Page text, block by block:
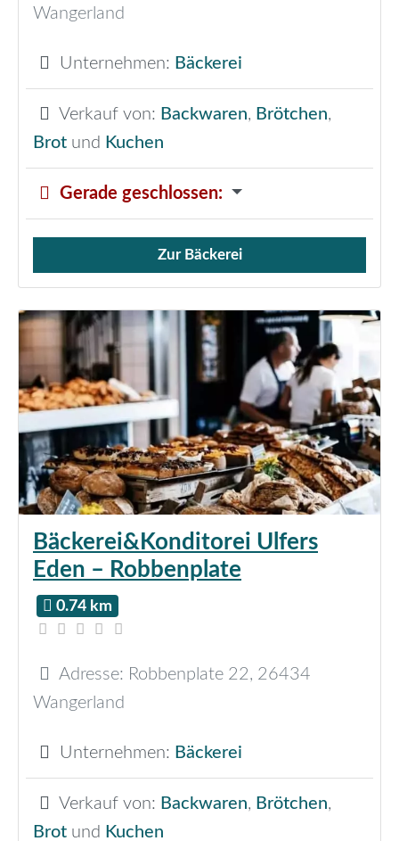
Wangerland
Unternehmen: Bäckerei
Verkauf von: Backwaren, Brötchen,
Brot und Kuchen
Gerade geschlossen:
Verkauf von Brötchen,
Zur Bäckerei
Bäckerei&Konditorei Ulfers
Eden – Robbenplate
0.74 km
Adresse: Robbenplate 22, 26434
Wangerland
Unternehmen: Bäckerei
Verkauf von: Backwaren, Brötchen,
Brot und Kuchen